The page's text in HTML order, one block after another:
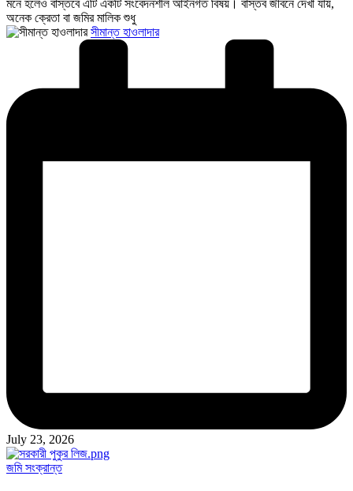
মনে হলেও বাস্তবে এটি একটি সংবেদনশীল আইনগত বিষয়। বাস্তব জীবনে দেখা যায়,
অনেক ক্রেতা বা জমির মালিক শুধু
Posted
সীমান্ত হাওলাদার
July 23, 2026
Posted
জমি সংক্রান্ত